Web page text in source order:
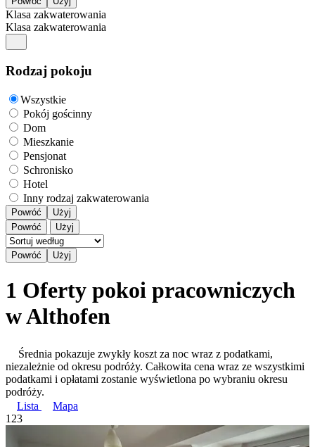
Klasa zakwaterowania
Klasa zakwaterowania
Rodzaj pokoju
Wszystkie
Pokój gościnny
Dom
Mieszkanie
Pensjonat
Schronisko
Hotel
Inny rodzaj zakwaterowania
Powróć
Użyj
Powróć
Użyj
1 Oferty pokoi pracowniczych
w Althofen
Średnia pokazuje zwykły koszt za noc wraz z podatkami,
niezależnie od okresu podróży. Całkowita cena wraz ze wszystkimi
podatkami i opłatami zostanie wyświetlona po wybraniu okresu
podróży.
Lista
Mapa
1 23